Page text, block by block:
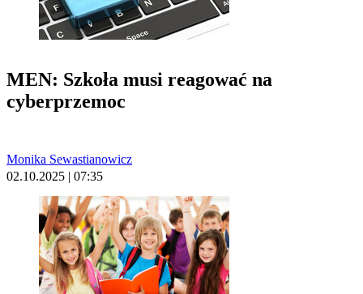
MEN: Szkoła musi reagować na
cyberprzemoc
Monika Sewastianowicz
02.10.2025 | 07:35